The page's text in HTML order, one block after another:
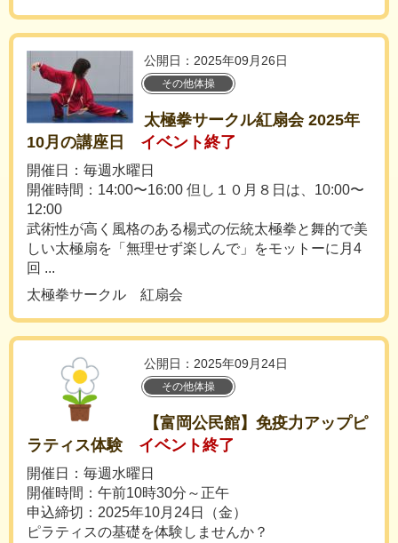
公開日：2025年09月26日
その他体操
太極拳サークル紅扇会 2025年
10月の講座日
イベント終了
開催日：毎週水曜日
開催時間：14:00〜16:00 但し１０月８日は、10:00〜
12:00
武術性が高く風格のある楊式の伝統太極拳と舞的で美
しい太極扇を「無理せず楽しんで」をモットーに月4
回 ...
太極拳サークル 紅扇会
公開日：2025年09月24日
その他体操
【富岡公民館】免疫力アップピ
ラティス体験
イベント終了
開催日：毎週水曜日
開催時間：午前10時30分～正午
申込締切：2025年10月24日（金）
ピラティスの基礎を体験しませんか？